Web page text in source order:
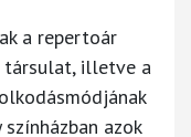
a repertoár
társulat, illetve a
azok